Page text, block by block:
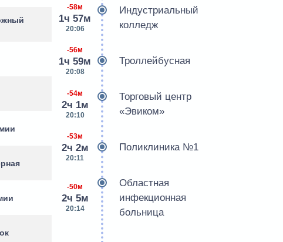
-58м
1ч 57м
20:06
Индустриальный
колледж
-56м
1ч 59м
20:08
Троллейбусная
-54м
2ч 1м
20:10
Торговый центр
«Эвиком»
-53м
2ч 2м
20:11
Поликлиника №1
-50м
2ч 5м
20:14
Областная
инфекционная
больница